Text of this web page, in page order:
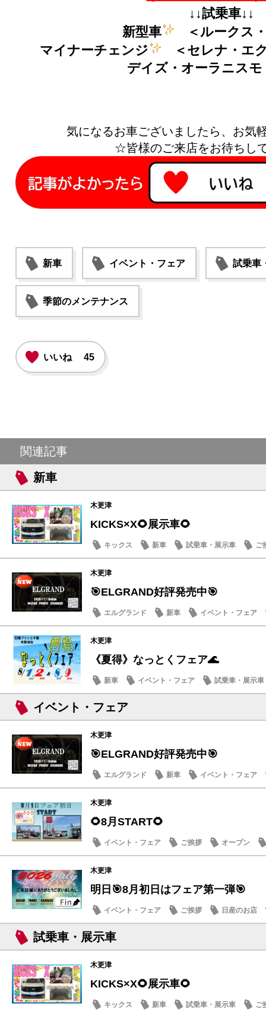
↓↓試乗車↓↓
新型車
＜ルークス
マイナーチェンジ
＜セレナ・エ
デイズ・オーラニス
気になるお車ございましたら、お気
☆皆様のご来店をお待ちし
新車 イベント・フェア 試乗車
季節のメンテナンス
いいね 45
関連記事
新車
木更津
KICKS×X🌻展示車🌻
キックス 新車 試乗車・展示車 ご
木更津
🎯ELGRAND好評発売中🎯
エルグランド 新車 イベント・フェア
木更津
《夏得》なっとくフェア🌊
新車 イベント・フェア 試乗車・展示車
イベント・フェア
木更津
🎯ELGRAND好評発売中🎯
エルグランド 新車 イベント・フェア
木更津
🌻8月START🌻
イベント・フェア ご挨拶 オープン
木更津
明日🎯8月初日はフェア第一弾🎯
イベント・フェア ご挨拶 日産のお店
試乗車・展示車
木更津
KICKS×X🌻展示車🌻
キックス 新車 試乗車・展示車 ご